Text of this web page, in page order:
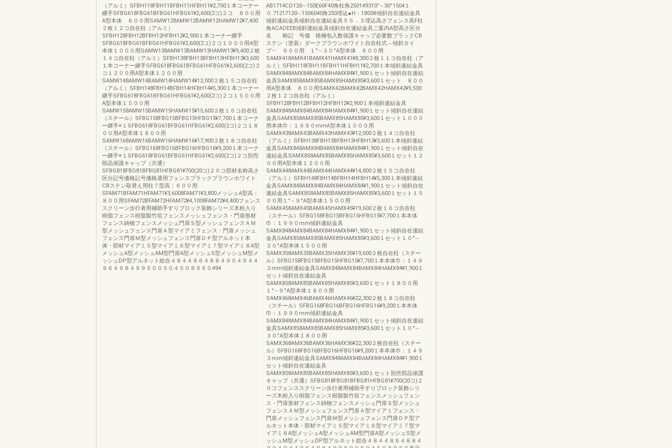
（アルミ）SFBH118FBH11BFBH11HFBH11¥2,700１本コーナー
継手SFBG618FBG61BFBG61HFBG61¥2,600(2コ)２コ ８００用
A型本体 ８００用SAMW128AMW12BAMW12HAMW12¥7,400
２枚１２コ自在柱（アルミ）
SFBH128FBH12BFBH12HFBH12¥2,900１本コーナー継手
SFBG618FBG61BFBG61HFBG61¥2,600(2コ)２コ１０００用A型
本体１０００用SAMW138AMW13BAMW13HAMW13¥9,400２枚
１４コ自在柱（アルミ）SFBH138FBH13BFBH13HFBH13¥3,600
１本コーナー継手SFBG618FBG61BFBG61HFBG61¥2,600(2コ)２
コ１２００用A型本体１２００用
SAMW148AMW14BAMW14HAMW14¥12,000２枚１５コ自在柱
（アルミ）SFBH148FBH14BFBH14HFBH14¥5,300１本コーナー
継手SFBG618FBG61BFBG61HFBG61¥2,600(2コ)２コ１５００用
A型本体１５００用
SAMW158AMW15BAMW15HAMW15¥15,600２枚１６コ自在柱
（スチール）SFBG158FBG15BFBG15HFBG15¥7,700１本コーナ
ー継手※１SFBG618FBG61BFBG61HFBG61¥2,600(2コ)２コ１８
００用A型本体１８００用
SAMW168AMW16BAMW16HAMW16¥17,900２枚１８コ自在柱
（スチール）SFBG168FBG16BFBG16HFBG16¥9,200１本コーナ
ー継手※１SFBG618FBG61BFBG61HFBG61¥2,600(2コ)２コ別売
部品保護キャップ（共通）
SFBG818FBG81BFBG81HFBG81¥700(20コ)２０コ部材名称高さ
区分記号価格記号価格適用フェンスブラックブラウンホワイト
CBステン取替え用柱７型高：６００用
SFAM71BFAM71HFAM71¥3,6008FAM71¥3,800メッシュA型高：
８００用SFAM72BFAM72HFAM72¥4,1008FAM72¥4,400フェンス
スクリーン歩行者用補助手すりブロック装飾シリーズ木粉入り
樹脂フェンス樹脂製竹垣フェンスメッシュフェンス・門扉形材
フェンス鋳物フェンスメッシュ門扉Ｓ型メッシュフェンスＡＭ
型メッシュフェンス門扉Ａ型マイアミフェンス・門扉メッシュ
フェンス門扉Ｍ型メッシュフェンス門扉ＤＰ型アルネット本
体・部材マイアミ５型マイアミ６型マイアミ７型マイアミ８A型
メッシュA型メッシュAM型門扉A型メッシュS型メッシュM型メ
ッシュDP型アルネット総合４８４４８６４８８４９０４９４４
９６４９８４９９５００５０４５０８９６０494
AB1714CD120∼150E60F40角柱角250149310°∼30°1504１
０.71217120∼1506040角250埋込●H：1800θ傾斜自在連結金具
傾斜連結金具傾斜自在連結金具５５．３埋込高さフェンス高F柱
角ACADEEB傾斜連結金具傾斜自在連結金具ご案内A型高さ区分
名 称記 号価 格梱包入数保護キャップ必要数ブラックCB
ステン（塗装）ダークブラウンホワイト自在柱式︵傾斜タイ
プ︶ ６００用 １°∼３０°A型本体 ６００用
SAMX418AMX41BAMX41HAMX41¥8,300２枚１１コ自在柱（ア
ルミ）SFBH118FBH11BFBH11HFBH11¥2,700１本傾斜連結金具
SAMX848AMX84BAMX84HAMX84¥1,900１セット傾斜自在連結
金具SAMX858AMX85BAMX85HAMX85¥3,600１セット ８００
用A型本体 ８００用SAMX428AMX42BAMX42HAMX42¥9,500
２枚１２コ自在柱（アルミ）
SFBH128FBH12BFBH12HFBH12¥2,900１本傾斜連結金具
SAMX848AMX84BAMX84HAMX84¥1,900１セット傾斜自在連結
金具SAMX858AMX85BAMX85HAMX85¥3,600１セット１０００
用本体巾：１９９０mmA型本体１０００用
SAMX438AMX43BAMX43HAMX43¥12,000２枚１４コ自在柱
（アルミ）SFBH138FBH13BFBH13HFBH13¥3,600１本傾斜連結
金具SAMX848AMX84BAMX84HAMX84¥1,900１セット傾斜自在
連結金具SAMX858AMX85BAMX85HAMX85¥3,600１セット１２
００用A型本体１２００用
SAMX448AMX44BAMX44HAMX44¥14,800２枚１５コ自在柱
（アルミ）SFBH148FBH14BFBH14HFBH14¥5,300１本傾斜連結
金具SAMX848AMX84BAMX84HAMX84¥1,900１セット傾斜自在
連結金具SAMX858AMX85BAMX85HAMX85¥3,600１セット１５
００用１°∼９°A型本体１５００用
SAMX458AMX45BAMX45HAMX45¥19,600２枚１６コ自在柱
（スチール）SFBG158FBG15BFBG15HFBG15¥7,700１本本体
巾：１９９０mm傾斜連結金具
SAMX848AMX84BAMX84HAMX84¥1,900１セット傾斜自在連結
金具SAMX858AMX85BAMX85HAMX85¥3,600１セット１０°∼
３０°A型本体１５００用
SAMX358AMX35BAMX35HAMX35¥19,600２枚自在柱（スチー
ル）SFBG158FBG15BFBG15HFBG15¥7,700１本本体巾：１４９
３mm傾斜連結金具SAMX848AMX84BAMX84HAMX84¥1,900１
セット傾斜自在連結金具
SAMX858AMX85BAMX85HAMX85¥3,600１セット１８００用
１°∼９°A型本体１８００用
SAMX468AMX46BAMX46HAMX46¥22,300２枚１８コ自在柱
（スチール）SFBG168FBG16BFBG16HFBG16¥9,200１本本体
巾：１９９０mm傾斜連結金具
SAMX848AMX84BAMX84HAMX84¥1,900１セット傾斜自在連結
金具SAMX858AMX85BAMX85HAMX85¥3,600１セット１０°∼
３０°A型本体１８００用
SAMX368AMX36BAMX36HAMX36¥22,300２枚自在柱（スチー
ル）SFBG168FBG16BFBG16HFBG16¥9,200１本本体巾：１４９
３mm傾斜連結金具SAMX848AMX84BAMX84HAMX84¥1,900１
セット傾斜自在連結金具
SAMX858AMX85BAMX85HAMX85¥3,600１セット別売部品保護
キャップ（共通）SFBG818FBG81BFBG81HFBG81¥700(20コ)２
０コフェンススクリーン歩行者用補助手すりブロック装飾シリ
ーズ木粉入り樹脂フェンス樹脂製竹垣フェンスメッシュフェン
ス・門扉形材フェンス鋳物フェンスメッシュ門扉Ｓ型メッシュ
フェンスＡＭ型メッシュフェンス門扉Ａ型マイアミフェンス・
門扉メッシュフェンス門扉Ｍ型メッシュフェンス門扉ＤＰ型ア
ルネット本体・部材マイアミ５型マイアミ６型マイアミ７型マ
イアミ８A型メッシュA型メッシュAM型門扉A型メッシュS型メ
ッシュM型メッシュDP型アルネット総合４８４４８６４８８４